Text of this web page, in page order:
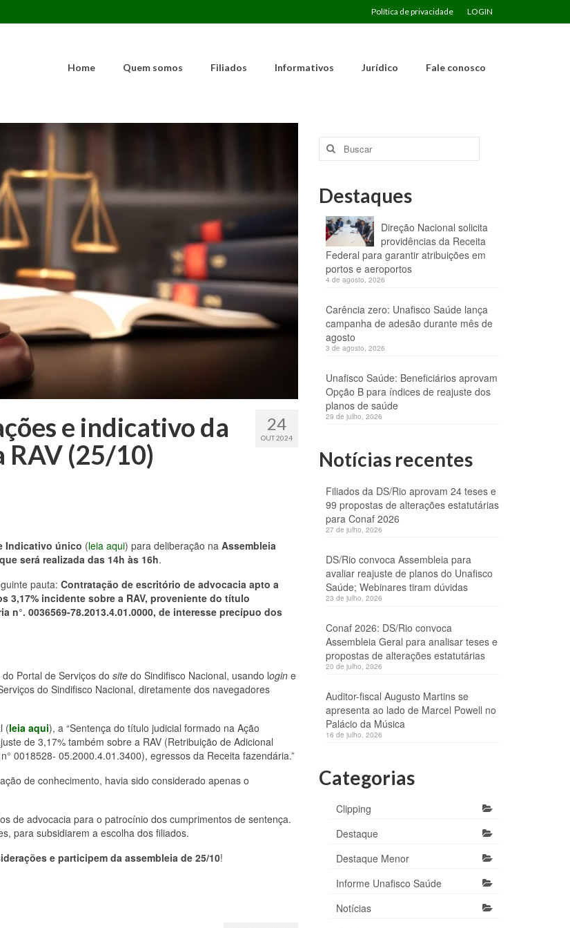
Política de privacidade LOGIN
Home Quem somos Filiados Informativos Jurídico Fale conosco
24
OUT 2024
e indicativo da
RAV (25/10)
Indicativo único (leia aqui) para deliberação na Assembleia
será realizada das 14h às 16h.
pauta: Contratação de escritório de advocacia apto a
3,17% incidente sobre a RAV, proveniente do título
0036569-78.2013.4.01.0000, de interesse precípuo dos
Portal de Serviços do site do Sindifisco Nacional, usando login e
do Sindifisco Nacional, diretamente dos navegadores
(leia aqui), a “Sentença do título judicial formado na Ação
de 3,17% também sobre a RAV (Retribuição de Adicional
0018528- 05.2000.4.01.3400), egressos da Receita fazendária.”
de conhecimento, havia sido considerado apenas o
de advocacia para o patrocínio dos cumprimentos de sentença.
para subsidiarem a escolha dos filiados.
e participem da assembleia de 25/10!
Buscar
por:
Destaques
Direção Nacional solicita
providências da Receita
Federal para garantir atribuições em
portos e aeroportos
4 de agosto, 2026
Carência zero: Unafisco Saúde lança
campanha de adesão durante mês de
agosto
3 de agosto, 2026
Unafisco Saúde: Beneficiários aprovam
Opção B para índices de reajuste dos
planos de saúde
29 de julho, 2026
Notícias recentes
Filiados da DS/Rio aprovam 24 teses e
99 propostas de alterações estatutárias
para Conaf 2026
27 de julho, 2026
DS/Rio convoca Assembleia para
avaliar reajuste de planos do Unafisco
Saúde; Webinares tiram dúvidas
23 de julho, 2026
Conaf 2026: DS/Rio convoca
Assembleia Geral para analisar teses e
propostas de alterações estatutárias
20 de julho, 2026
Auditor-fiscal Augusto Martins se
apresenta ao lado de Marcel Powell no
Palácio da Música
16 de julho, 2026
Categorias
Clipping
Destaque
Destaque Menor
Informe Unafisco Saúde
Notícias